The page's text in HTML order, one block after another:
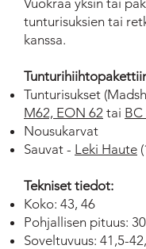
Vuokraa yksin tai
tunturisuksien tai
kanssa.
Tunturisukset
M62, EON 62 tai BC
Nousukarvat
Sauvat - Leki Haute
Tekniset tiedot:
Koko: 43, 46
Pohjallisen pituus:
Soveltuvuus: 41,5-